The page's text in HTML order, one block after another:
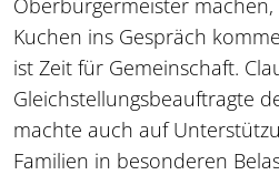
Kuchen ins Gespräch
ist Zeit für Gemeinschaft.
Gleichstellungsbeauftragte
machte auch auf
Familien in besonderen